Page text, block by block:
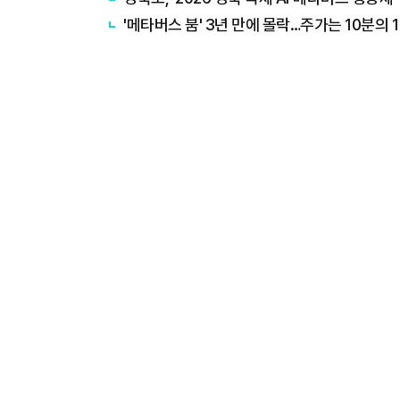
'메타버스 붐' 3년 만에 몰락…주가는 10분의